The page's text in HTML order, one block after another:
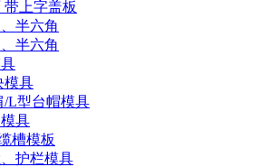
带上字盖板
半六角
半六角
模具
/L型台帽模具
具
槽模板
护栏模具